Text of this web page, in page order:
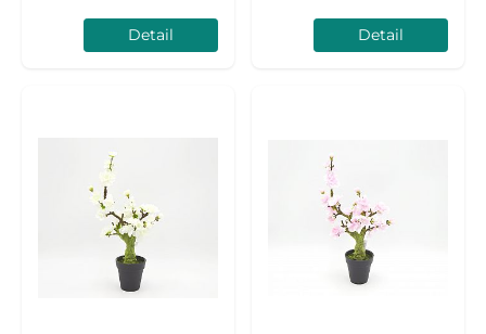
Detail Detail